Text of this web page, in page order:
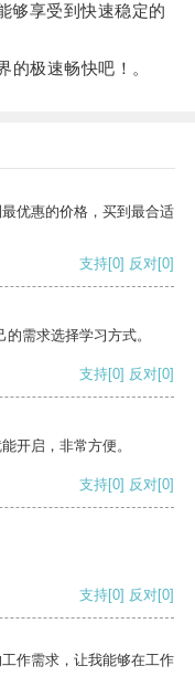
够享受到快速稳定的
极速畅快吧！。
优惠的价格，买到最合适
支持[0] 反对[0]
需求选择学习方式。
支持[0] 反对[0]
开启，非常方便。
支持[0] 反对[0]
支持[0] 反对[0]
作需求，让我能够在工作